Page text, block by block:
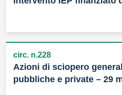
circ. n.228
Azioni di sciopero
pubbliche e private – 29